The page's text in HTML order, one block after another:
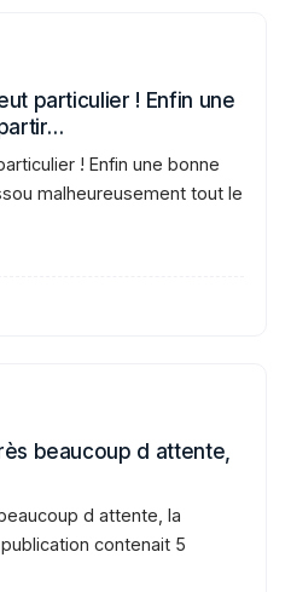
particulier ! Enfin une
! Enfin une bonne
malheureusement tout le
beaucoup d attente,
d attente, la
contenait 5